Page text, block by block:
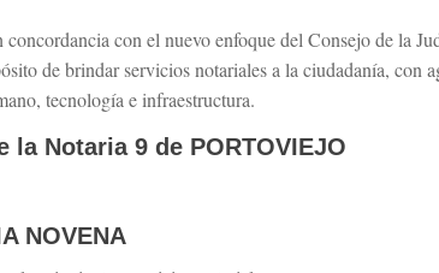
concordancia con el nuevo enfoque del Consejo de la
de brindar servicios notariales a la ciudadanía,
tecnología e infraestructura.
la Notaria 9 de PORTOVIEJO
NOVENA